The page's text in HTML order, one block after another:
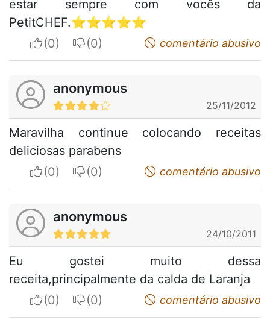
estar sempre com vocês da
PetitCHEF.⭐⭐⭐⭐⭐
I apreciateI do not appreciatecomentário abusivo
anonymous
25/11/2012
Maravilha continue colocando receitas
deliciosas parabens
I apreciateI do not appreciatecomentário abusivo
anonymous
24/10/2011
Eu gostei muito dessa
receita,principalmente da calda de Laranja
I apreciateI do not appreciatecomentário abusivo